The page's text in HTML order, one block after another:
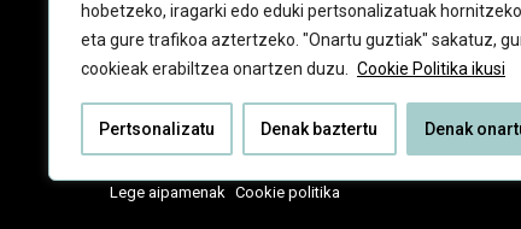
hobetzeko, iragarki edo eduki pertsonalizatuak hornitzeko
eta gure trafikoa aztertzeko. "Onartu guztiak" sakatuz,
cookieak erabiltzea onartzen duzu.
Cookie Politika ikusi
Pertsonalizatu Denak baztertu Denak
Lege aipamenak Cookie politika